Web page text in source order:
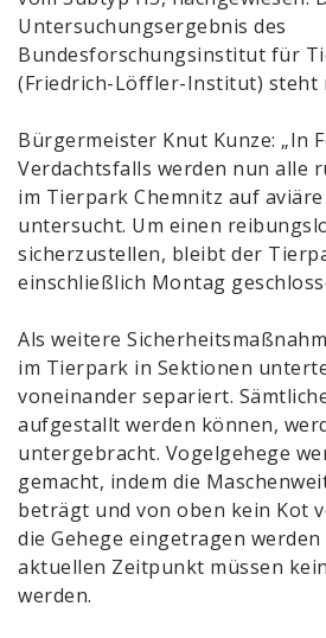
Untersuchungsergebnis des
Bundesforschungsinstitut für
(Friedrich-Löffler-Institut) steht
Bürgermeister Knut Kunze: „In
Verdachtsfalls werden nun alle
im Tierpark Chemnitz auf
untersucht. Um einen
sicherzustellen, bleibt der
einschließlich Montag
Als weitere
im Tierpark in Sektionen
voneinander separiert.
aufgestallt werden können,
untergebracht. Vogelgehege
gemacht, indem die
beträgt und von oben kein Kot
die Gehege eingetragen werden
aktuellen Zeitpunkt müssen
werden.